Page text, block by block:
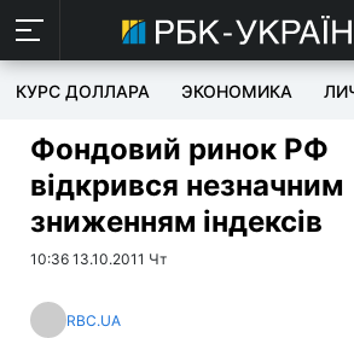
КУРС ДОЛЛАРА ЭКОНОМИКА
Фондовий ринок РФ
відкрився незначним
зниженням індексів
10:36 13.10.2011 Чт
RBC.UA